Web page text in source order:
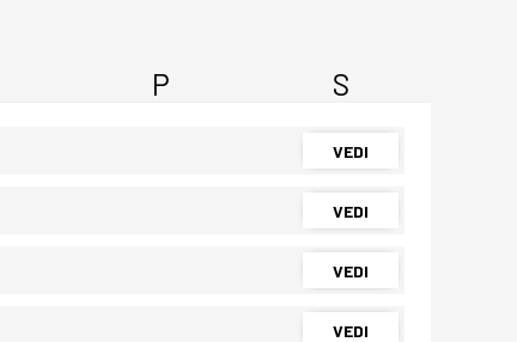
P S
VEDI
VEDI
VEDI
VEDI